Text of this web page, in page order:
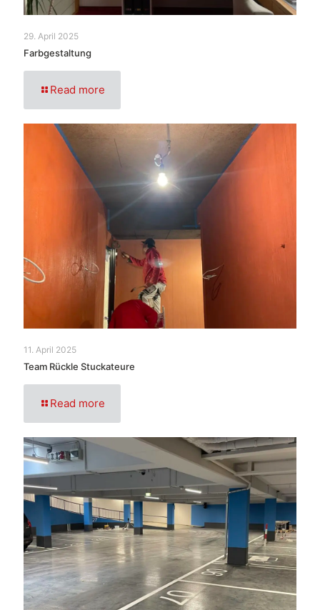
29. April 2025
Farbgestaltung
Read more
11. April 2025
Team Rückle Stuckateure
Read more